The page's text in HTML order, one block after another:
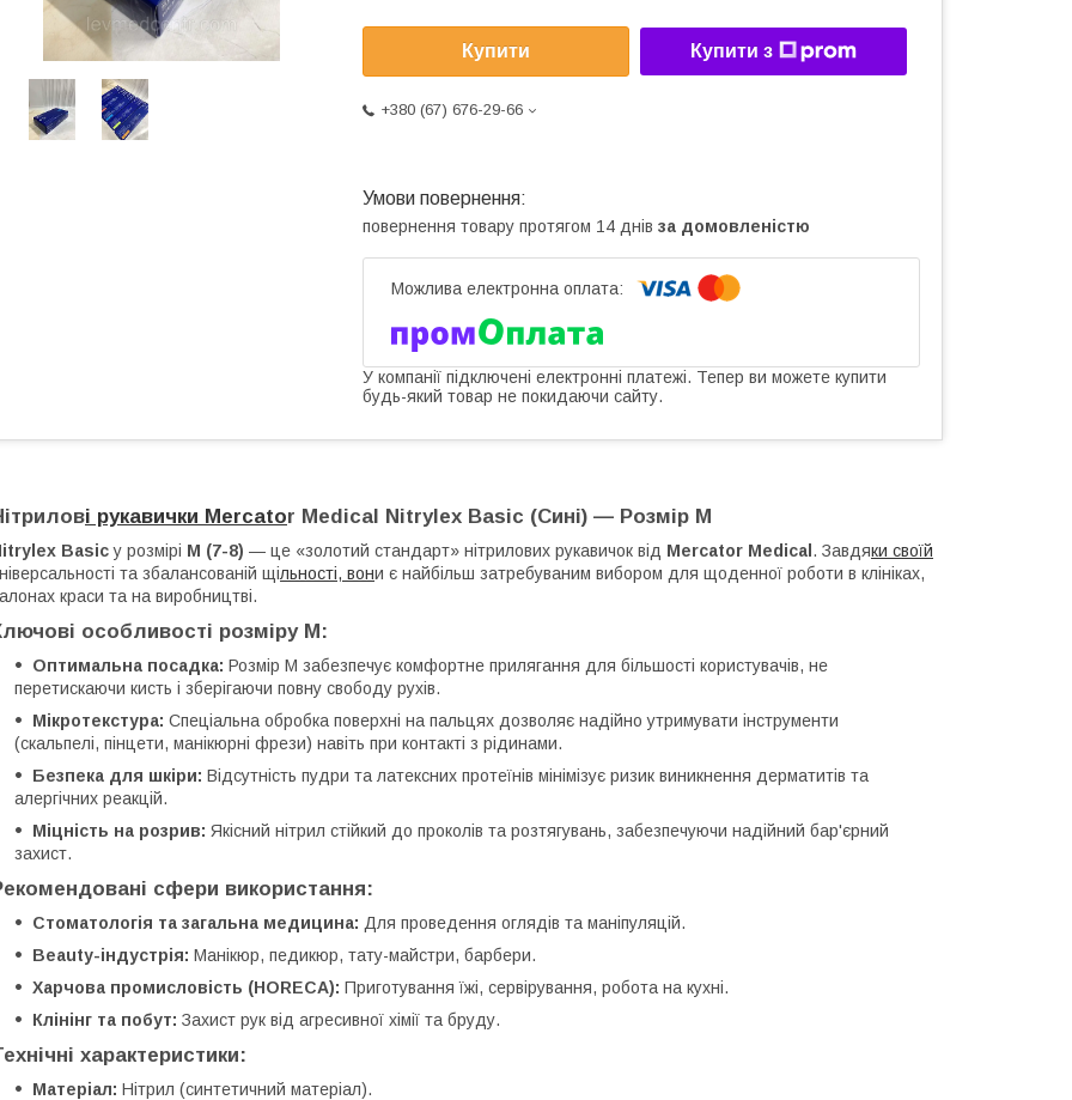
Купити Купити з
+380 (67) 676-29-66
повернення товару протягом 14 днів за домовленістю
У компанії підключені електронні платежі. Тепер ви можете купити
будь-який товар не покидаючи сайту.
і рукавички Mercator Medical Nitrylex Basic (Сині) — Розмір M
Basicу розмірі M (7-8) — це «золотий стандарт» нітрилових рукавичок від Mercator Medical . Завдяки своїй
та збалансованій щільності, вони є найбільш затребуваним вибором для щоденної роботи в клініках,
краси та на виробництві.
особливості розміру M:
Оптимальна посадка: Розмір M забезпечує комфортне прилягання для більшості користувачів, не
перетискаючи кисть і зберігаючи повну свободу рухів.
Мікротекстура: Спеціальна обробка поверхні на пальцях дозволяє надійно утримувати інструменти
(скальпелі, пінцети, манікюрні фрези) навіть при контакті з рідинами.
Безпека для шкіри: Відсутність пудри та латексних протеїнів мінімізує ризик виникнення дерматитів та
алергічних реакцій.
Міцність на розрив: Якісний нітрил стійкий до проколів та розтягувань, забезпечуючи надійний бар'єрний
захист.
сфери використання:
Стоматологія та загальна медицина: Для проведення оглядів та маніпуляцій.
Beauty-індустрія: Манікюр, педикюр, тату-майстри, барбери.
Харчова промисловість (HORECA): Приготування їжі, сервірування, робота на кухні.
Клінінг та побут: Захист рук від агресивної хімії та бруду.
характеристики:
Матеріал: Нітрил (синтетичний матеріал).